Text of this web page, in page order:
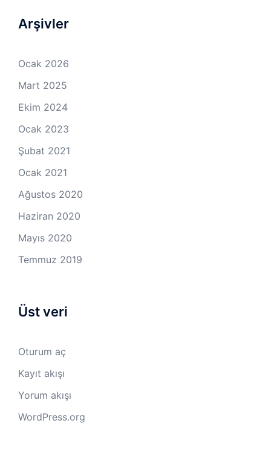
Arşivler
Ocak 2026
Mart 2025
Ekim 2024
Ocak 2023
Şubat 2021
Ocak 2021
Ağustos 2020
Haziran 2020
Mayıs 2020
Temmuz 2019
Üst veri
Oturum aç
Kayıt akışı
Yorum akışı
WordPress.org